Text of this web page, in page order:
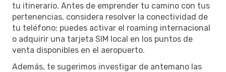
tu itinerario. Antes de emprender tu camino con tus
pertenencias, considera resolver la conectividad de
tu teléfono; puedes activar el roaming internacional
o adquirir una tarjeta SIM local en los puntos de
venta disponibles en el aeropuerto.
Además, te sugerimos investigar de antemano las